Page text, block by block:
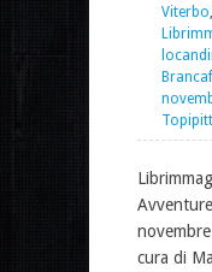
Viterbo
cura di